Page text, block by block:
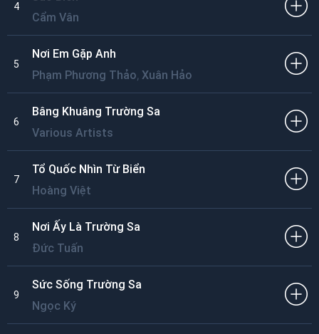
4
Cẩm Vân
5
Nơi Em Gặp Anh
Phạm Phương Thảo, Xuân Hảo
6
Bâng Khuâng Trường Sa
Various Artists
7
Tổ Quốc Nhìn Từ Biển
Hoàng Việt
8
Nơi Ấy Là Trường Sa
Đức Tuấn
9
Sức Sống Trường Sa
Ngọc Ký